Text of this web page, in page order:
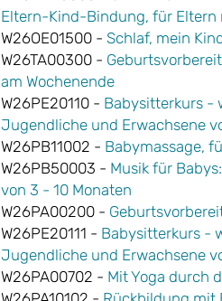
Eltern-Kind-Bindung, für Eltern
W26OE01500 - Schlaf, mein
W26TA00300 -
am Wochenende
W26PE20110 - Babysitterkurs -
Jugendliche und Erwachsene
W26PB11002 - Babymassage,
W26PB50003 - Musik für
von 3 - 10 Monaten
W26PA00200 -
W26PE20111 - Babysitterkurs -
Jugendliche und Erwachsene
W26PA00702 - Mit Yoga durch